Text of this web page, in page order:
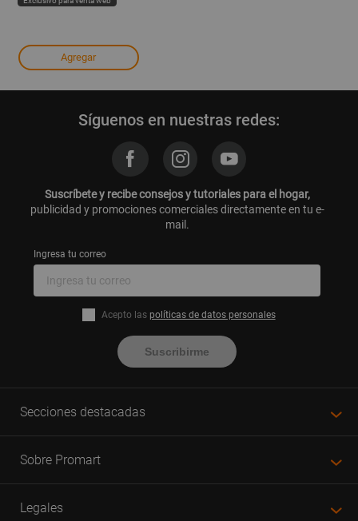
Agregar
Síguenos en nuestras redes:
Suscríbete y recibe consejos y tutoriales para el hogar,
publicidad y promociones comerciales directamente en tu e-
mail.
Ingresa tu correo
Acepto las políticas de datos personales
Suscribirme
Secciones destacadas
Sobre Promart
Legales